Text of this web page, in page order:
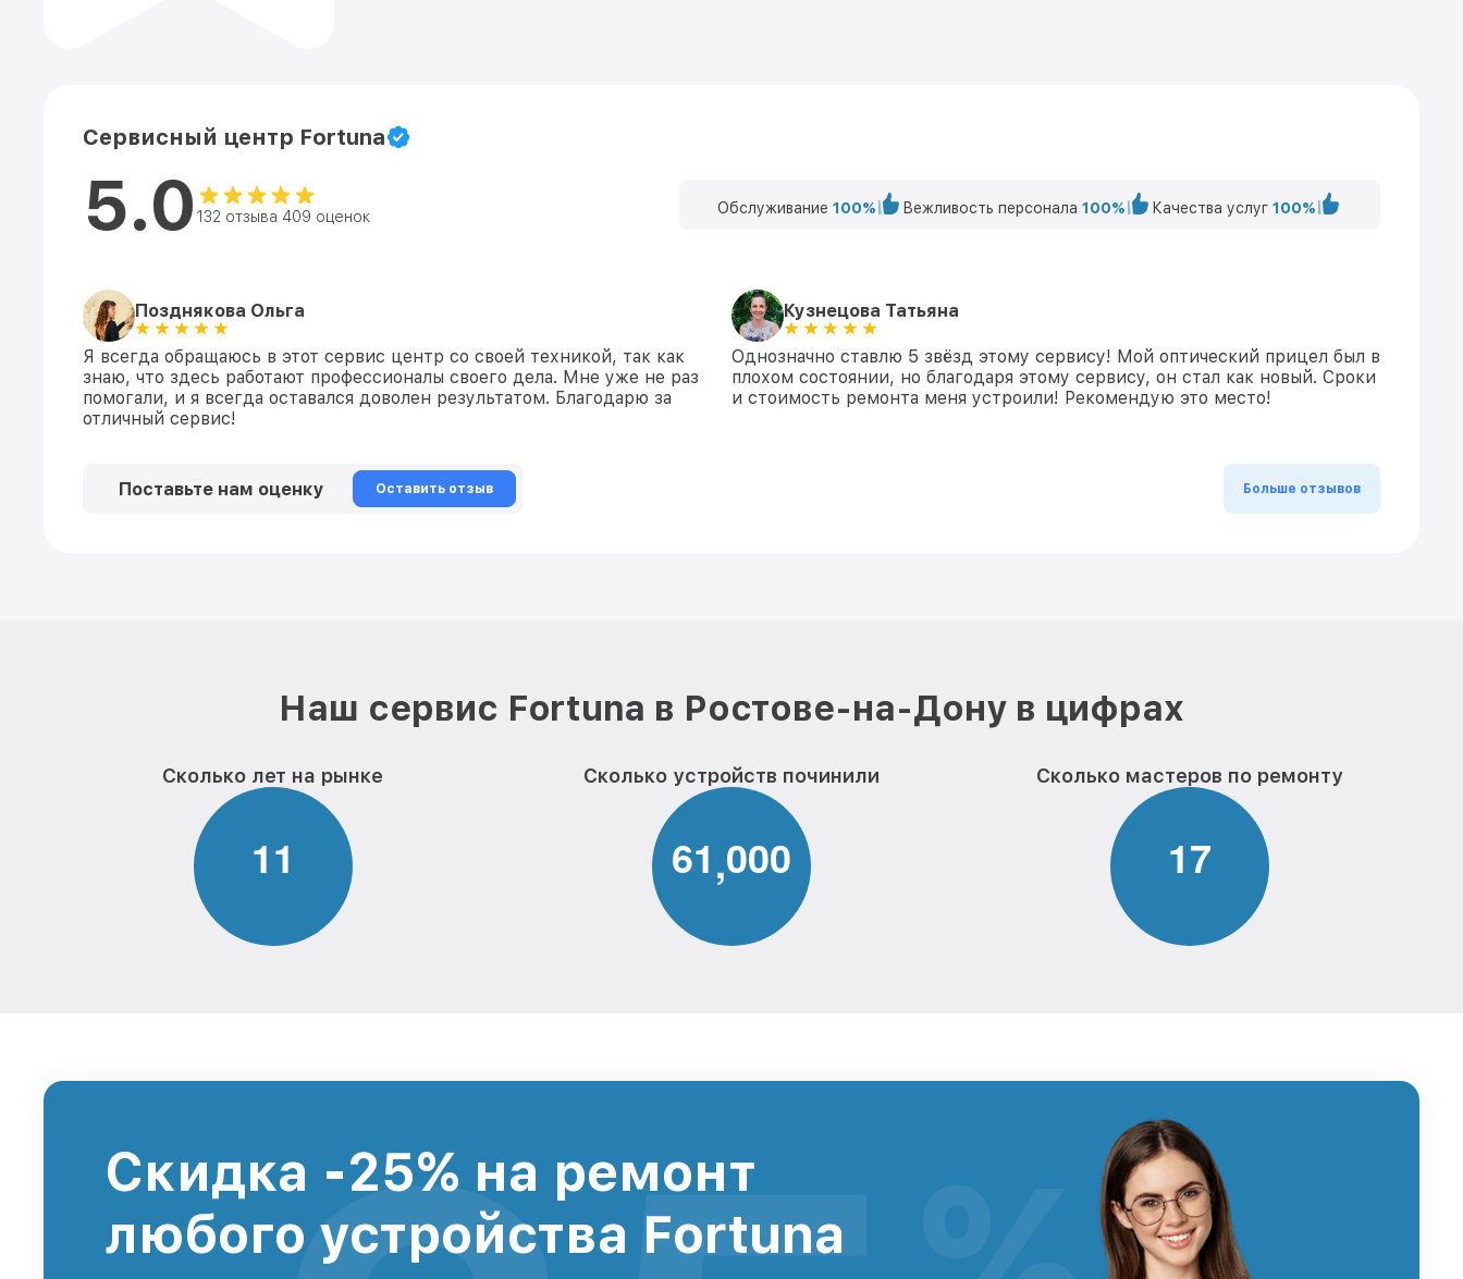
Сервисный центр Fortuna
5.0 132 отзыва 409 оценок Обслуживание 100% Вежливость персонала 100% Качества услуг 100%
Позднякова Ольга
Я всегда обращаюсь в этот сервис центр со своей техникой, так как
знаю, что здесь работают профессионалы своего дела. Мне уже не раз
помогали, и я всегда оставался доволен результатом. Благодарю за
отличный сервис!
Кузнецова Татьяна
Однозначно ставлю 5 звёзд этому сервису! Мой оптический прицел был в
плохом состоянии, но благодаря этому сервису, он стал как новый. Сроки
и стоимость ремонта меня устроили! Рекомендую это место!
Поставьте нам оценку Оставить отзыв Больше отзывов
Наш сервис Fortuna в Ростове-на-Дону в цифрах
Сколько лет на рынке
11
Сколько устройств починили
61,000
Сколько мастеров по ремонту
17
Скидка -25% на ремонт
любого устройства Fortuna